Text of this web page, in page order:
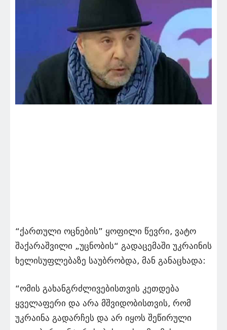
“ქართული ოცნების” ყოფილი წევრი, ვატო
შაქარაშვილი „უცნობის“ გადაცემაში უკრაინის
ხელისუფლებაზე საუბრობდა, მან განაცხადა:
“ომის გახანგრძლივებისთვის კეთდება
ყველაფერი და არა მშვიდობისთვის, რომ
უკრაინა გადარჩეს და არ იყოს შეწირული